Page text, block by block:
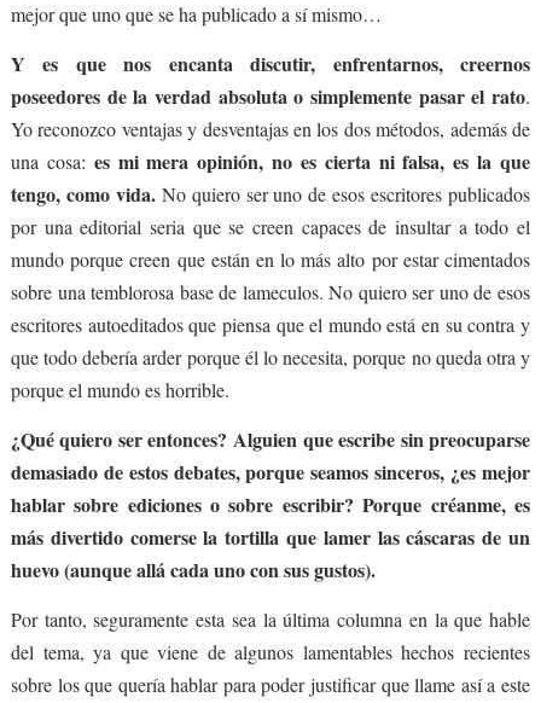
mejor que uno que se ha publicado a sí mismo…
Y es que nos encanta discutir, enfrentarnos, creernos
poseedores de la verdad absoluta o simplemente pasar el rato.
Yo reconozco ventajas y desventajas en los dos métodos, además de
una cosa: es mi mera opinión, no es cierta ni falsa, es la que
tengo, como vida. No quiero ser uno de esos escritores publicados
por una editorial seria que se creen capaces de insultar a todo el
mundo porque creen que están en lo más alto por estar cimentados
sobre una temblorosa base de lameculos. No quiero ser uno de esos
escritores autoeditados que piensa que el mundo está en su contra y
que todo debería arder porque él lo necesita, porque no queda otra y
porque el mundo es horrible.
¿Qué quiero ser entonces? Alguien que escribe sin preocuparse
demasiado de estos debates, porque seamos sinceros, ¿es mejor
hablar sobre ediciones o sobre escribir? Porque créanme, es
más divertido comerse la tortilla que lamer las cáscaras de un
huevo (aunque allá cada uno con sus gustos).
Por tanto, seguramente esta sea la última columna en la que hable
del tema, ya que viene de algunos lamentables hechos recientes
sobre los que quería hablar para poder justificar que llame así a este